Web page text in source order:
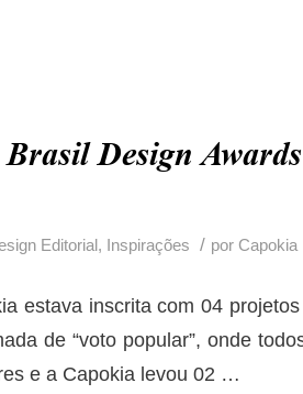
Design Awards
Editorial, Inspirações / por Capokia
estava inscrita com 04
de “voto popular”, onde
e a Capokia levou 02 …